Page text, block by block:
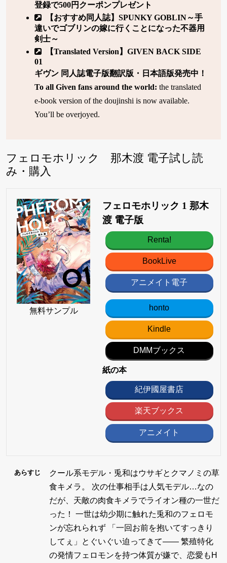
登録で500円クーポンプレゼント
【おすすめ同人誌】SPUNKY GOBLIN～手
違いでゴブリンの嫁に行くことになった不器用
剣士～
【Translated Version】GIVEN BACK SIDE
01
ギヴン 同人誌電子版翻訳版・日本語版発売中！
To all Given fans around the world: the translated
e-book version of the doujinshi is now available.
You’ll be overjoyed.
フェロモホリック 那木渡 電子試し読
み・購入
無料サンプル
フェロモホリック 1 那木
渡 電子版
Renta!
BookLive
アニメイト電子
honto
Kindle
DMMブックス
紙の本
紀伊國屋書店
楽天ブックス
アニメイト
あらすじ
クール系モデル・兎和はウサギとクマノミの草
食キメラ。 次の仕事相手は人気モデル…なの
だが、天敵の肉食キメラでライオン種の一世だ
った！ 一世は幼少期に触れた兎和のフェロモ
ンが忘れられず 「一回お前を抱いてすっきり
してぇ」とぐいぐい迫ってきて―― 繁殖特化
の発情フェロモンを持つ体質が嫌で、恋愛もH